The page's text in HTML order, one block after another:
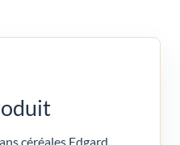
céréales Edgard